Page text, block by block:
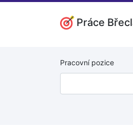
Práce
Pracovní pozice